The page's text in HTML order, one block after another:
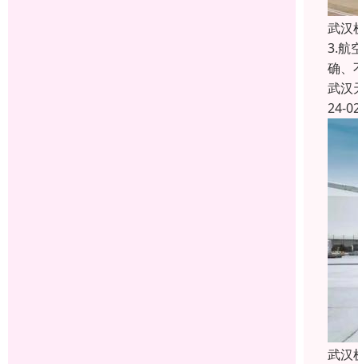
武汉
3.航
确、
武汉
24-
武汉